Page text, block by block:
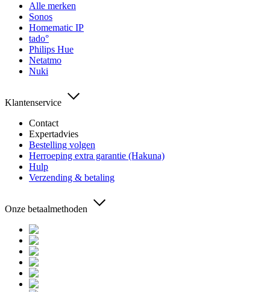
Alle merken
Sonos
Homematic IP
tado°
Philips Hue
Netatmo
Nuki
Klantenservice
Contact
Expertadvies
Bestelling volgen
Herroeping extra garantie (Hakuna)
Hulp
Verzending & betaling
Onze betaalmethoden